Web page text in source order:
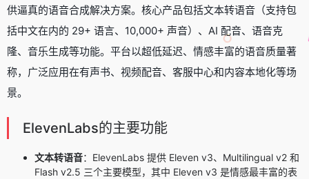
供逼真的语音合成解决方案。核心产品包括文本转语音（支持包
括中文在内的 29+ 语言、10,000+ 声音）、AI 配音、 语音克
隆、 音乐生成等功能。平台以超低延迟、情感丰富的语音质量著
称，广泛应用在有声书、视频配音、客服中心和内容本地化等场
景。
ElevenLabs的主要功能
文本转语音：ElevenLabs 提供 Eleven v3、Multilingual v2 和
Flash v2.5 三个主要模型，其中 Eleven v3 是情感最丰富的表